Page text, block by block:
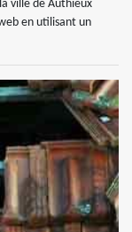
ville de Authieux
en utilisant un